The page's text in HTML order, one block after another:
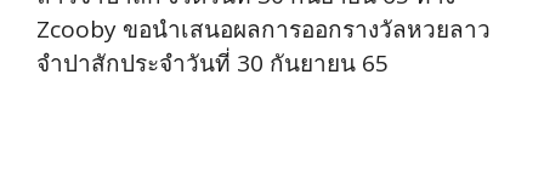
Zcooby ขอนำเสนอผลการออกรางวัลหวยลาว
จำปาสักประจำวันที่ 30 กันยายน 65